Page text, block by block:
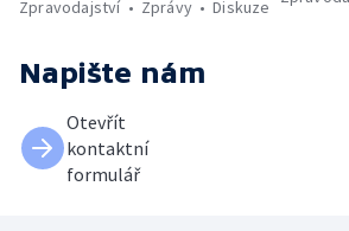
Zpravodajství
Zprávy Diskuze
Napište nám
Otevřít
kontaktní
formulář